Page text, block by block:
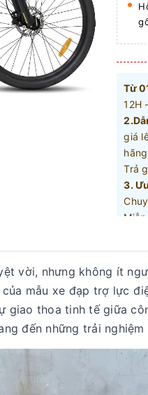
Từ
12H
giá
Trả
3.
vời, nhưng không ít
mẫu xe đạp trợ lực
giao thoa tinh tế giữa
đến những trải